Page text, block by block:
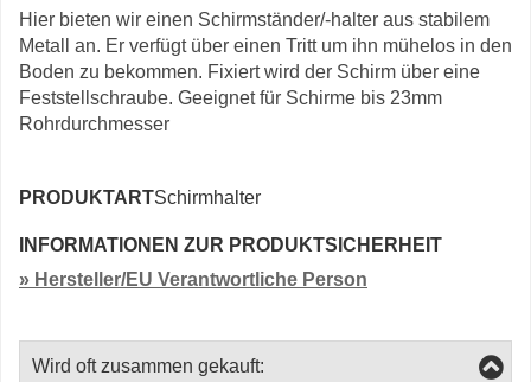
Hier bieten wir einen Schirmständer/-halter aus stabilem
Metall an. Er verfügt über einen Tritt um ihn mühelos in den
Boden zu bekommen. Fixiert wird der Schirm über eine
Feststellschraube. Geeignet für Schirme bis 23mm
Rohrdurchmesser
PRODUKTARTSchirmhalter
INFORMATIONEN ZUR PRODUKTSICHERHEIT
» Hersteller/EU Verantwortliche Person
Wird oft zusammen gekauft: